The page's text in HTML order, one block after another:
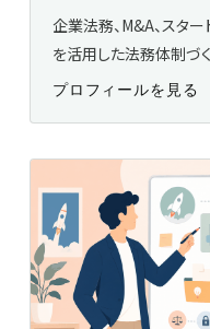
企業法務、M&A、スタ
を活用した法務体制づ
プロフィールを見る